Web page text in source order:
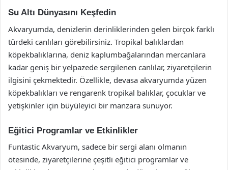
Su Altı Dünyasını Keşfedin
Akvaryumda, denizlerin derinliklerinden gelen birçok farklı
türdeki canlıları görebilirsiniz. Tropikal balıklardan
köpekbalıklarına, deniz kaplumbağalarından mercanlara
kadar geniş bir yelpazede sergilenen canlılar, ziyaretçilerin
ilgisini çekmektedir. Özellikle, devasa akvaryumda yüzen
köpekbalıkları ve rengarenk tropikal balıklar, çocuklar ve
yetişkinler için büyüleyici bir manzara sunuyor.
Eğitici Programlar ve Etkinlikler
Funtastic Akvaryum, sadece bir sergi alanı olmanın
ötesinde, ziyaretçilerine çeşitli eğitici programlar ve